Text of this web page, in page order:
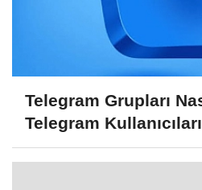
Telegram Grupları
Telegram